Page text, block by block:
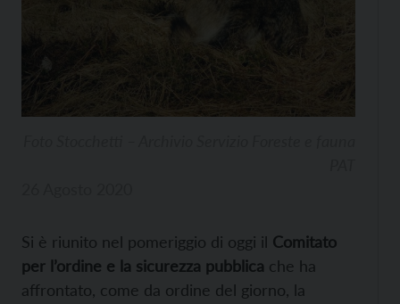
Si è riunito nel pomeriggio di oggi il Comitato
per l’ordine e la sicurezza pubblica che ha
affrontato, come da ordine del giorno, la